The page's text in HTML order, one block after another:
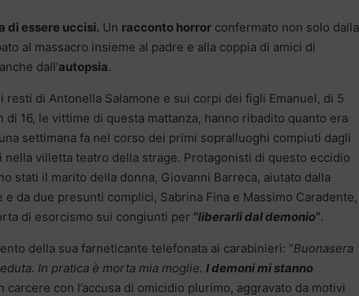
di essere uccisi. Un racconto horror confermato non solo dalla
al massacro insieme al padre e alla coppia di amici di
dall’autopsia.
resti di Antonella Salamone e sui corpi dei figli Emanuel, di 5
di 16, le vittime di questa mattanza, hanno ribadito quanto era
settimana fa nel corso dei primi sopralluoghi compiuti dagli
nella villetta teatro della strage. Protagonisti di questo eccidio
stati il marito della donna, Giovanni Barreca, aiutato dalla
e da due presunti complici, Sabrina Fina e Massimo Caradente,
di esorcismo sui congiunti per “liberarli dal demonio“.
della sua farneticante telefonata ai carabinieri: “Buonasera
In pratica è morta mia moglie. I demoni mi stanno
carcere con l’accusa di omicidio plurimo, aggravato da motivi